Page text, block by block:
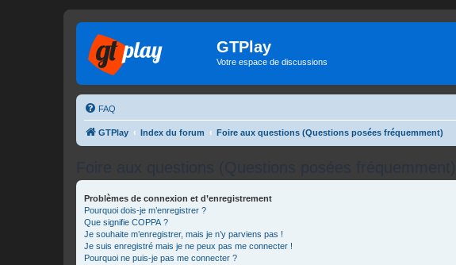
GTPlay
Votre espace de discussions
FAQ
GTPlay Index du forum Foire aux questions (Questions posées fréquemment)
Problèmes de connexion et d’enregistrement
Pourquoi dois-je m’enregistrer ?
Que signifie COPPA ?
Je souhaite m’enregistrer, mais je n’y parviens pas !
Je suis enregistré mais je ne peux pas me connecter !
Pourquoi ne puis-je pas me connecter ?